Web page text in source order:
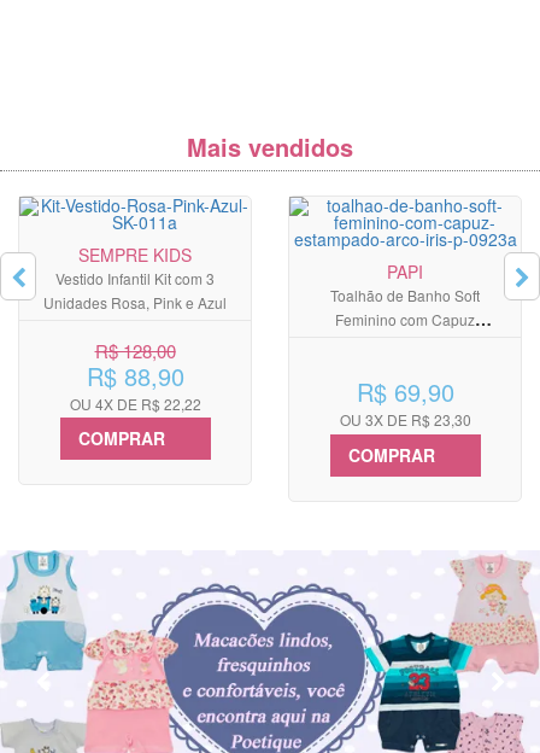
Mais vendidos
SEMPRE KIDS
Vestido Infantil Kit com 3
Unidades Rosa, Pink e Azul
R$ 128,00
R$ 88,90
OU 4X DE R$ 22,22
COMPRAR
PAPI
Toalhão de Banho Soft
Feminino com Capuz
R$ 69,90
OU 3X DE R$ 23,30
COMPRAR